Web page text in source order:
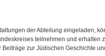
der Abteilung eingeladen,
teilnehmen und erhalten
zur Jüdischen Geschichte